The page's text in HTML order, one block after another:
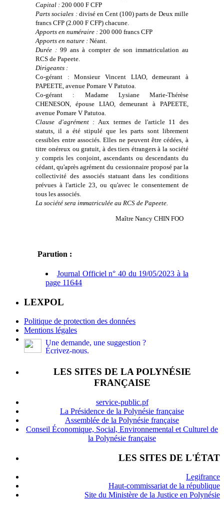
Capital : 200 000 F CFP
Parts sociales :divisé en Cent (100) parts de Deux mille
francs CFP (2.000 F CFP) chacune.
Apports en numéraire : 200 000 francs CFP
Apports en nature : Néant.
Durée : 99 ans à compter de son immatriculation au
RCS de Papeete.
Dirigeants :
Co-gérant : Monsieur Vincent LIAO, demeurant à
PAPEETE, avenue Pomare V Patutoa.
Co-gérant : Madame Lysiane Marie-Thérèse
CHENESON, épouse LIAO, demeurant à PAPEETE,
avenue Pomare V Patutoa.
Clause d'agrément : Aux termes de l'article 11 des
statuts, il a été stipulé que les parts sont librement
cessibles entre associés. Elles ne peuvent être cédées, à
titre onéreux ou gratuit, à des tiers étrangers à la société
y compris les conjoint, ascendants ou descendants du
cédant, qu'après agrément du cessionnaire proposé par la
collectivité des associés statuant dans les conditions
prévues à l'article 23, ou qu'avec le consentement de
tous les associés.
La société sera immatriculée au RCS de Papeete.
Maître Nancy CHIN FOO
Parution :
Journal Officiel n° 40 du 19/05/2023 à la
page 11644
LEXPOL
Politique de protection des données
Mentions légales
Une demande, une suggestion ?
Écrivez-nous.
LES SITES DE LA POLYNÉSIE
FRANÇAISE
service-public.pf
La Présidence de la Polynésie française
Assemblée de la Polynésie française
Conseil Économique, Social, Environnemental et Culturel de
la Polynésie française
LES SITES DE L'ÉTAT
Legifrance
Haut-commissariat de la république
Site du Ministère de la Justice en Polynésie